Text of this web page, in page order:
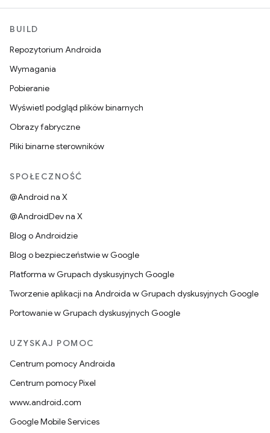
BUILD
Repozytorium Androida
Wymagania
Pobieranie
Wyświetl podgląd plików binarnych
Obrazy fabryczne
Pliki binarne sterowników
SPOŁECZNOŚĆ
@Android na X
@AndroidDev na X
Blog o Androidzie
Blog o bezpieczeństwie w Google
Platforma w Grupach dyskusyjnych Google
Tworzenie aplikacji na Androida w Grupach dyskusyjnych Google
Portowanie w Grupach dyskusyjnych Google
UZYSKAJ POMOC
Centrum pomocy Androida
Centrum pomocy Pixel
www.android.com
Google Mobile Services